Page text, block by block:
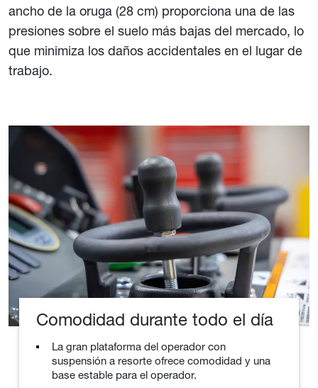
ancho de la oruga (28 cm) proporciona una de las
presiones sobre el suelo más bajas del mercado, lo
que minimiza los daños accidentales en el lugar de
trabajo.
Comodidad durante todo el día
La gran plataforma del operador con
suspensión a resorte ofrece comodidad y una
base estable para el operador.